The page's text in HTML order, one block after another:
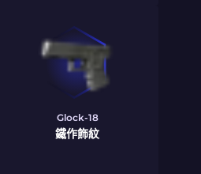
Glock-18
鐵作飾紋